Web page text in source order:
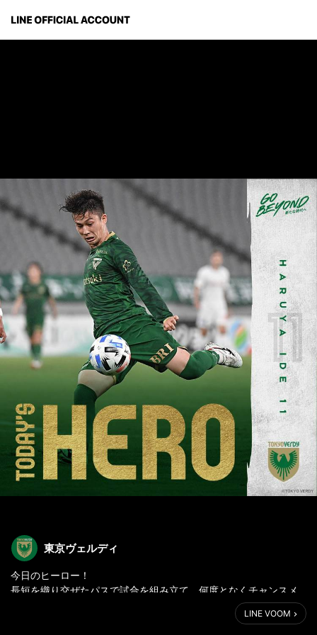
東京ヴェルディ
今日のヒーロー！
長短を織り交ぜたパスで試合を組み立て、何度となくチャンスメ
イクしたハル。先制点のスルーパスも見事だったが、何よりカッ
LINE VOOM